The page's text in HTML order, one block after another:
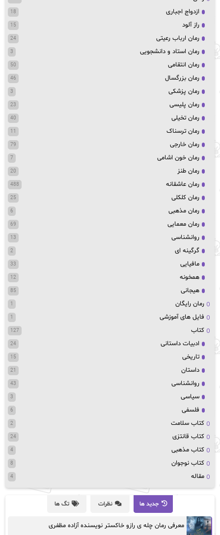
ازدواج اجباری 18
راز آلود 15
رمان ارباب رعیتی 24
رمان استاد و دانشجویی 3
رمان انتقامی 50
رمان بزرگسال 46
رمان پزشکی 3
رمان پلیسی 23
رمان تخیلی 40
رمان ترسناک 11
رمان خارجی 79
رمان خون اشامی 7
رمان طنز 20
رمان عاشقانه 488
رمان کلکلی 25
رمان مذهبی 6
رمان معمایی 69
روانشناسی 13
گرگینه ای 2
مافیایی 33
همخونه 12
هیجانی 85
رمان رایگان 1
فایل های آموزشی 1
کتاب 127
ادبیات داستانی 24
تاریخی 15
داستان 21
روانشناسی 43
سیاسی 3
فلسفی 6
کتاب سلامت 2
کتاب قانتزی 24
کتاب مذهبی 4
کتاب نوجوان 8
مقاله 4
جدید ها نظرات تگ ها
معرفی رمان چله ی رازو خاکستر نویسنده آزاده مظفری